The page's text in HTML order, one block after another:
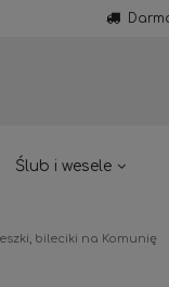
Ślub i wesele
bileciki na Komunię